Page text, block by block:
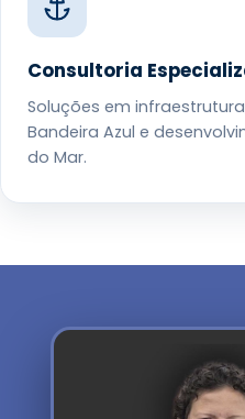
Consultoria
Soluções em
Bandeira Azul e
do Mar.